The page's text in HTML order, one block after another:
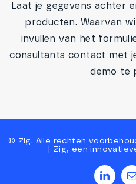
Laat je gegevens achter
producten. Waarvan
invullen van het
consultants contact met
demo te
© Zig. Alle rechten
Zig, een